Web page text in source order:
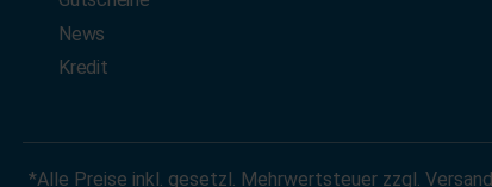
News
Kredit
*Alle Preise inkl. gesetzl. Mehrwertsteuer zzgl. Versand